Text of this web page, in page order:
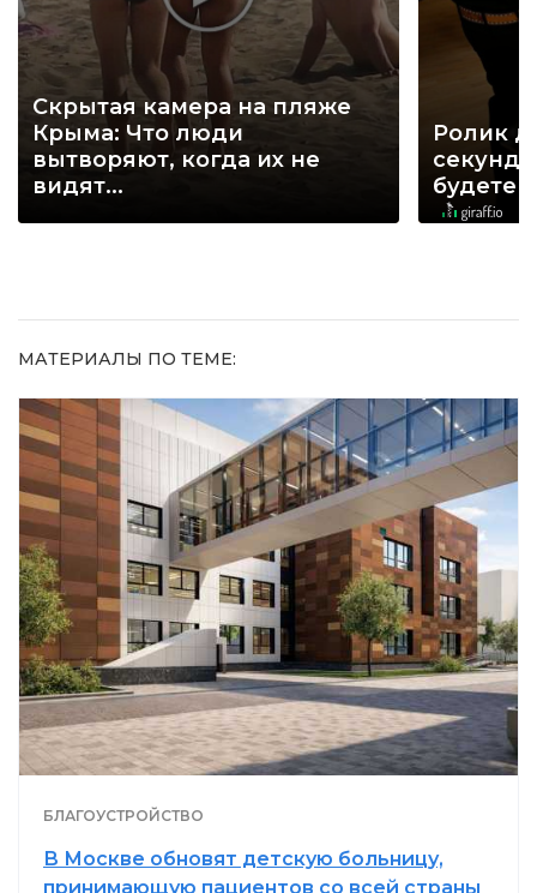
Скрытая камера на пляже
Крыма: Что люди
вытворяют, когда их не
видят...
Ролик
секунд,
будете
МАТЕРИАЛЫ ПО ТЕМЕ:
БЛАГОУСТРОЙСТВО
В Москве обновят детскую больницу,
принимающую пациентов со всей страны